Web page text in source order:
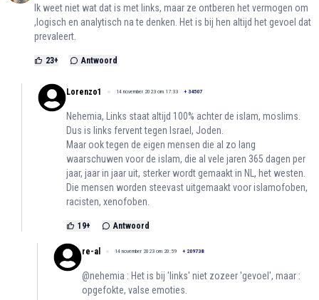
Ik weet niet wat dat is met links, maar ze ontberen het vermogen om
,logisch en analytisch na te denken. Het is bij hen altijd het gevoel dat
prevaleert.
23+ Antwoord
Lorenzo1 14 november 2023 om 17:33 + 34507
Nehemia, Links staat altijd 100% achter de islam, moslims.
Dus is links fervent tegen Israel, Joden.
Maar ook tegen de eigen mensen die al zo lang
waarschuwen voor de islam, die al vele jaren 365 dagen per
jaar, jaar in jaar uit, sterker wordt gemaakt in NL, het westen.
Die mensen worden steevast uitgemaakt voor islamofoben,
racisten, xenofoben.
19+ Antwoord
re-al 14 november 2023 om 20:59 + 209738
@nehemia : Het is bij 'links' niet zozeer 'gevoel', maar :
opgefokte, valse emoties.